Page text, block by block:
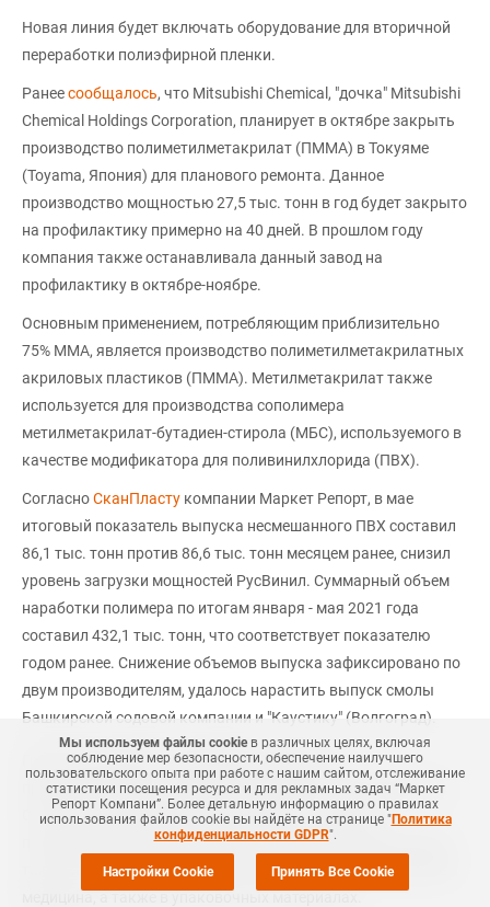
Новая линия будет включать оборудование для вторичной
переработки полиэфирной пленки.
Ранеесообщалось, что Mitsubishi Chemical, "дочка" Mitsubishi
Chemical Holdings Corporation, планирует в октябре закрыть
производство полиметилметакрилат (ПММА) в Токуяме
(Toyama, Япония) для планового ремонта. Данное
производство мощностью 27,5 тыс. тонн в год будет закрыто
на профилактику примерно на 40 дней. В прошлом году
компания также останавливала данный завод на
профилактику в октябре-ноябре.
Основным применением, потребляющим приблизительно
75% ММА, является производство полиметилметакрилатных
акриловых пластиков (ПММА). Метилметакрилат также
используется для производства сополимера
метилметакрилат-бутадиен-стирола (МБС), используемого в
качестве модификатора для поливинилхлорида (ПВХ).
СогласноСканПласту компании Маркет Репорт, в мае
итоговый показатель выпуска несмешанного ПВХ составил
86,1 тыс. тонн против 86,6 тыс. тонн месяцем ранее, снизил
уровень загрузки мощностей РусВинил. Суммарный объем
наработки полимера по итогам января - мая 2021 года
составил 432,1 тыс. тонн, что соответствует показателю
годом ранее. Снижение объемов выпуска зафиксировано по
двум производителям, удалось нарастить выпуск смолы
Башкирской содовой компании и "Каустику" (Волгоград).
Группа производит полиэфирную пленку на
производственных площадках в Японии, Китае, Индонезии,
США и Германии для использования в оптических
приложениях для дисплеев, в промышленных приложениях,
таких как электронные компоненты, автомобилестроение и
Мы используем файлы cookie в различных целях, включая
соблюдение мер безопасности, обеспечение наилучшего
пользовательского опыта при работе с нашим сайтом, отслеживание
статистики посещения ресурса и для рекламных задач “Маркет
Репорт Компани”. Более детальную информацию о правилах
использования файлов cookie вы найдёте на странице "Политика
конфиденциальности GDPR".
Настройки Cookie Принять Все Cookie